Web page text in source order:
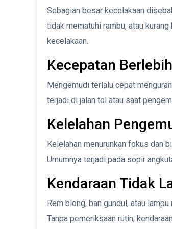
Sebagian besar kecelakaan
tidak mematuhi rambu, atau
kecelakaan.
Kecepatan
Mengemudi terlalu cepat
terjadi di jalan tol atau saat
Kelelahan
Kelelahan menurunkan fokus dan
Umumnya terjadi pada sopir
Kendaraan Tidak
Rem blong, ban gundul, atau
Tanpa pemeriksaan rutin,